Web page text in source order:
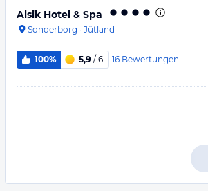
Alsik Hotel & Spa
Sonderborg · Jütland
100% 5,9 / 6 16 Bewertungen